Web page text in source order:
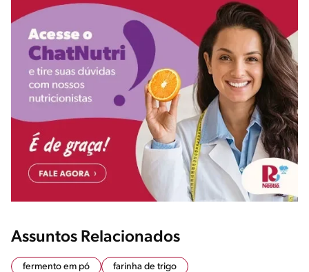
Assuntos Relacionados
fermento em pó
farinha de trigo